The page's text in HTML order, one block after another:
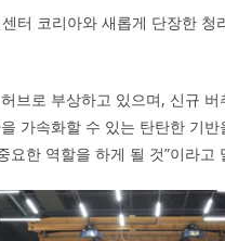
터 코리아와 새롭게 단장한 청
브로 부상하고 있으며, 신규
가속화할 수 있는 탄탄한 기반
한 역할을 하게 될 것”이라고